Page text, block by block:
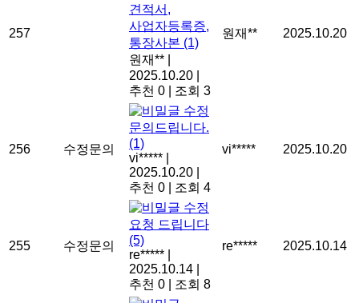
257
견적서,
사업자등록증,
통장사본 (1)
원재**
2025.10.20
추천 0
조회 3
원재** 2025.10.20
256 수정문의
수정
문의드립니다.
(1)
vi*****
2025.10.20
추천 0
조회 4
vi***** 2025.10.20
255 수정문의
수정
요청 드립니다
(5)
re*****
2025.10.14
추천 0
조회 8
re***** 2025.10.14